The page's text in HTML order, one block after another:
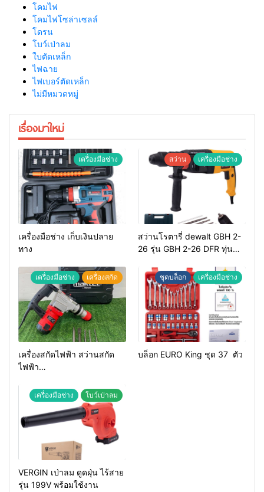
โคมไฟ
โคมไฟโซล่าเซลล์
โดรน
โบว์เป่าลม
ใบตัดเหล็ก
ไฟฉาย
ไฟเบอร์ตัดเหล็ก
ไม่มีหมวดหมู่
เรื่องมาใหม่
เครื่องมือช่าง
เครื่องมือช่าง เก็บเงินปลาย
ทาง
สว่าน เครื่องมือช่าง
สว่านโรตารี่ dewalt GBH 2-
26 รุ่น GBH 2-26 DFR ทุ่น
เครื่องมือช่าง เครื่องสกัด
เครื่องสกัดไฟฟ้า สว่านสกัด
ไฟฟ้า
ชุดบล็อก เครื่องมือช่าง
บล็อก EURO King ชุด 37 ตัว
เครื่องมือช่าง โบว์เป่าลม
VERGIN เป่าลม ดูดฝุ่น ไร้สาย
รุ่น 199V พร้อมใช้งาน